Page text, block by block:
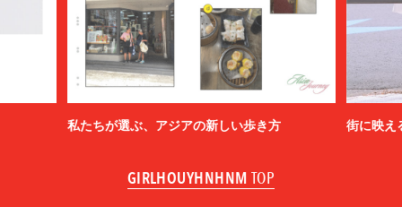
私たちが選ぶ、アジアの新しい歩き方 街に映え
GIRLHOUYHNHNM TOP